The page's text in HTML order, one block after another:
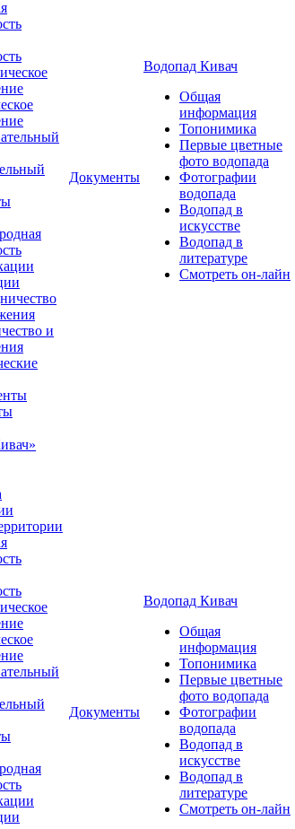
и
Документы
Водопад Кивач
Общая
информация
Топонимика
Первые цветные
фото водопада
Фотографии
водопада
Водопад в
искусстве
Водопад в
литературе
Смотреть он-лайн
Документы
Водопад Кивач
Общая
информация
Топонимика
Первые цветные
фото водопада
Фотографии
водопада
Водопад в
искусстве
Водопад в
литературе
Смотреть он-лайн